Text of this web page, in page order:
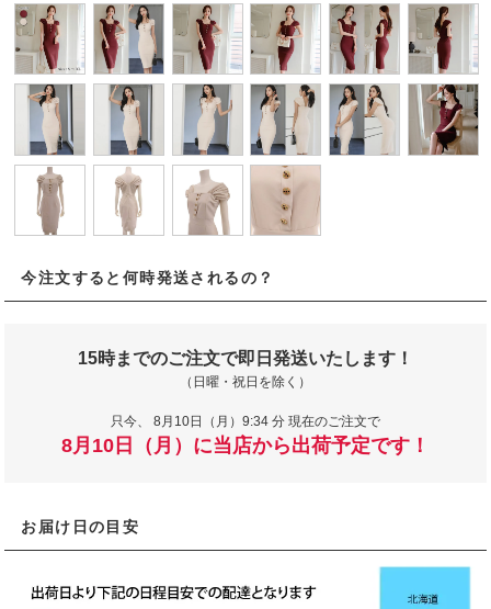
今注文すると何時発送されるの？
15時までのご注文で即日発送いたします！
（日曜・祝日を除く）
只今、 8月10日（月）9:34 分 現在のご注文で
8月10日（月）に当店から出荷予定です！
お届け日の目安